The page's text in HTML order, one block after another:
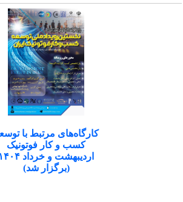
کارگاه‌های مرتبط با توسعه
کسب و کار فوتونیک
اردیبهشت و خرداد ۱۴۰۴
(برگزار شد)